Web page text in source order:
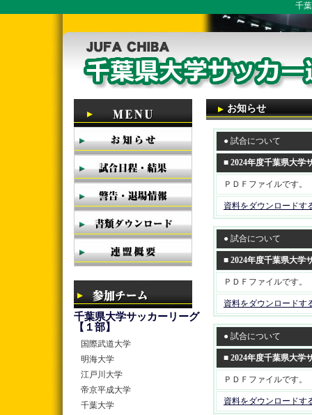
千
千葉県大学サッカーリーグ
【１部】
国際武道大学
明海大学
江戸川大学
帝京平成大学
千葉大学
お知らせ
● 試合について
■ 2024年度千葉県大
ＰＤＦファイルです。
資料をダウンロードす
● 試合について
■ 2024年度千葉県大
ＰＤＦファイルです。
資料をダウンロードす
● 試合について
■ 2024年度千葉県大
ＰＤＦファイルです。
資料をダウンロードす